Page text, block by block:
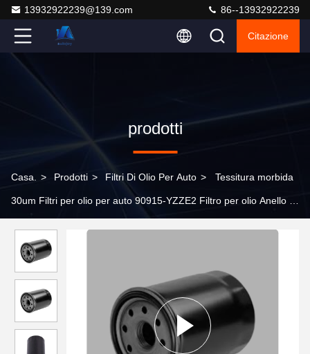
13932922239@139.com 86--13932922239
Citazione
prodotti
Casa. > Prodotti > Filtri Di Olio Per Auto > Tessitura morbida
30um Filtri per olio per auto 90915-YZZE2 Filtro per olio Anello di